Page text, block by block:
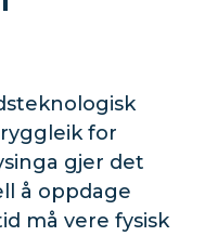
for
gjer det
å oppdage
må vere fysisk